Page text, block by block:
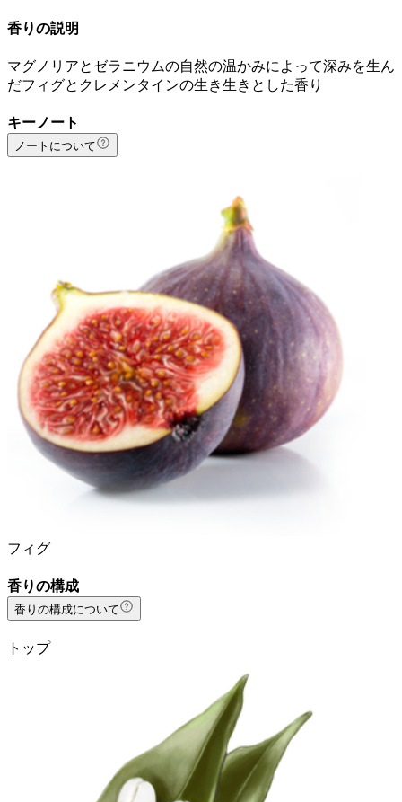
香りの説明
マグノリアとゼラニウムの自然の温かみによって深みを生ん
だフィグとクレメンタインの生き生きとした香り
キーノート
ノートについて
フィグ
香りの構成
香りの構成について
トップ